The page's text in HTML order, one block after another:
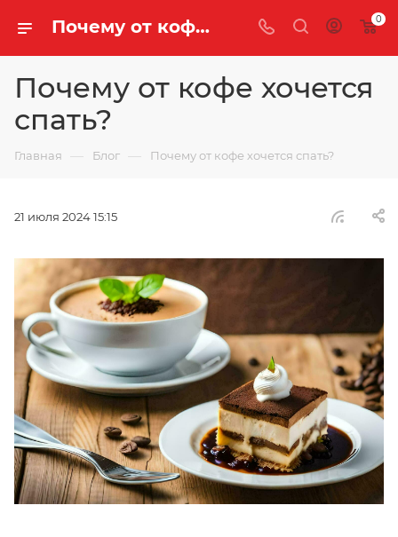
Почему от кофе хочется спать? | Блог компании «Легенда Чая» 0
Почему от кофе хочется
спать?
Главная — Блог — Почему от кофе хочется спать?
21 июля 2024 15:15